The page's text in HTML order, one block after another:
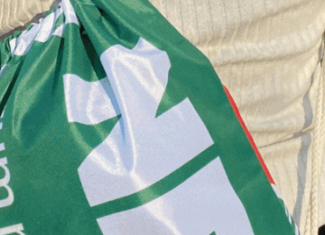
antidémocratique.
Commandez dès maintenant
et affichez clairement votre
imminent des projets
frais de port compris.
dès 30.00 CHF
Vers l`offre